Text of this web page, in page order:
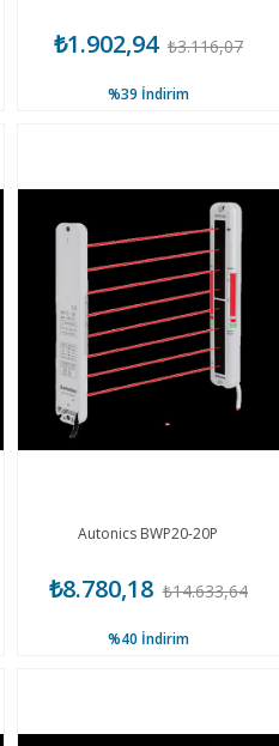
₺1.902,94 ₺3.116,07
%39 İndirim
Autonics BWP20-20P
₺8.780,18 ₺14.633,64
%40 İndirim